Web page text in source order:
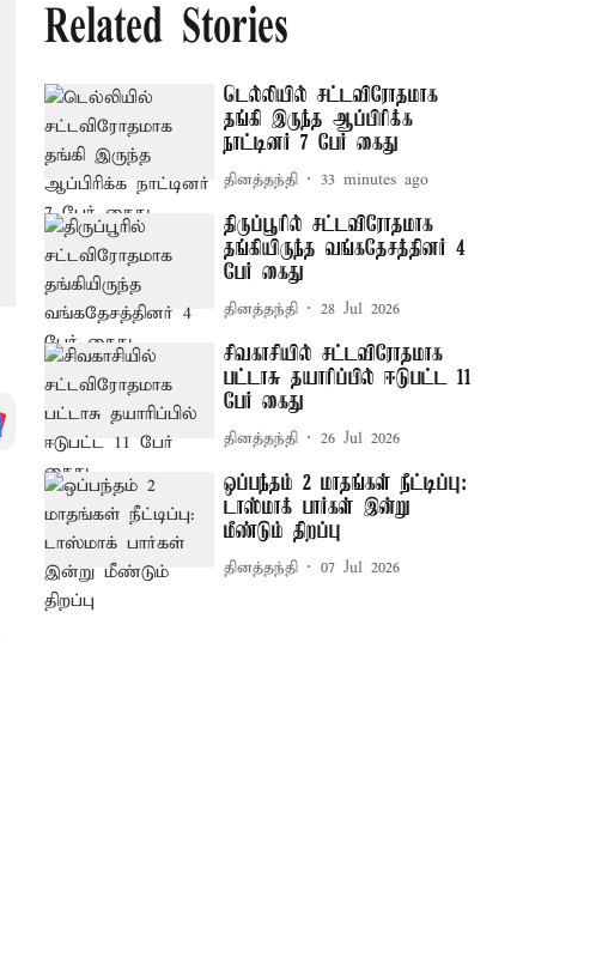
Related Stories
டெல்லியில் சட்டவிரோதமாக
தங்கி இருந்த ஆப்பிரிக்க
நாட்டினர் 7 பேர் கைது
தினத்தந்தி 33 minutes ago
திருப்பூரில் சட்டவிரோதமாக
தங்கியிருந்த வங்கதேசத்தினர் 4
பேர் கைது
தினத்தந்தி 28 Jul 2026
சிவகாசியில் சட்டவிரோதமாக
பட்டாசு தயாரிப்பில் ஈடுபட்ட 11
பேர் கைது
தினத்தந்தி 26 Jul 2026
ஒப்பந்தம் 2 மாதங்கள் நீட்டிப்பு:
டாஸ்மாக் பார்கள் இன்று
மீண்டும் திறப்பு
தினத்தந்தி 07 Jul 2026